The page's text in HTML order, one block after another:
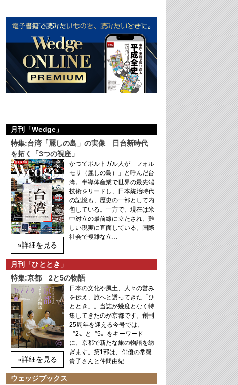
月刊「Wedge」
特集:台湾「麗しの島」の実像 日台新時代
を拓く「3つの視座」
»詳細を見る
かつてポルトガル人が「フォル
モサ（麗しの島）」と呼んだ台
湾。半導体産業で世界の最先端
技術をリードし、日本統治時代
の記憶も、歴史の一部として内
包している。一方で、現在は米
中対立の最前線に立たされ、難
しい現実に直面している。国際
社会で複雑な立…
月刊「ひととき」
特集:京都 2と5の物語
»詳細を見る
日本の文化や風土、人々の営み
を伝え、旅へと誘ってきた「ひ
ととき」。当誌が幾度となく特
集してきたのが京都です。創刊
25周年を迎える今号では、
〝2〟と〝5〟をキーワード
に、京都で新たな旅の物語を紡
ぎます。第1部は、俳優の常盤
貴子さんと仲間由紀…
ウェッジブックス